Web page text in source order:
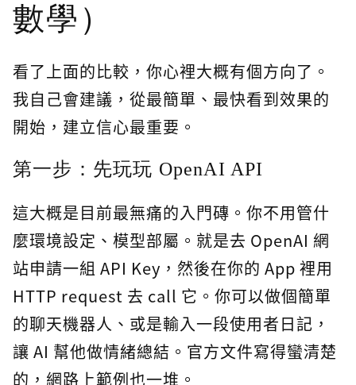
數學）
看了上面的比較，你心裡大概有個方向了。
我自己會建議，從最簡單、最快看到效果的
開始，建立信心最重要。
第一步：先玩玩 OpenAI API
這大概是目前最無痛的入門磚。你不用管什
麼環境設定、模型部屬。就是去 OpenAI 網
站申請一組 API Key，然後在你的 App 裡用
HTTP request 去 call 它。你可以做個簡單
的聊天機器人、或是輸入一段使用者日記，
讓 AI 幫他做情緒總結。官方文件寫得蠻清楚
的，網路上範例也一堆。